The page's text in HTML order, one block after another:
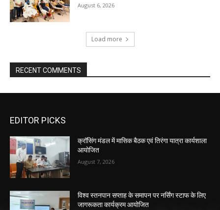
August 6, 2026
Load more
RECENT COMMENTS
EDITOR PICKS
क्रॉसिंग मंडल में मासिक बैठक एवं तिरंगा यात्रा कार्यशाला
आयोजित
August 7, 2026
विश्व स्तनपान सप्ताह के समापन पर नर्सिंग स्टाफ के लिए
जागरूकता कार्यक्रम आयोजित